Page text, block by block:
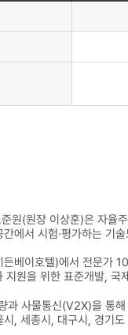
원(원장 이상훈)은 자율
에서 시험·평가하는 기
베이호텔)에서 전문가
지원을 위한 표준개발, 국
과 사물통신(V2X)을 통
, 세종시, 대구시, 경기